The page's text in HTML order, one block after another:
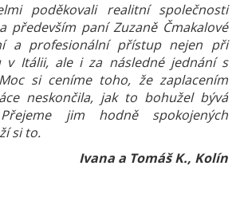
poděkovali realitní společnosti
a především paní Zuzaně Čmakalové
a profesionální přístup nejen při
v Itálii, ale i za následné jednání s
si ceníme toho, že zaplacením
neskončila, jak to bohužel bývá
jim hodně spokojených
si to.
Ivana a Tomáš K., Kolín